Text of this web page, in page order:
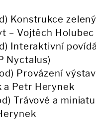
Konstrukce
– Vojtěch Holubec
Interaktivní
Nyctalus)
Provázení
a Petr Herynek
Trávové a